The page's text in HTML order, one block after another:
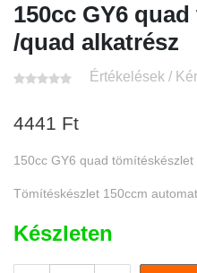
150cc GY6
/quad alkatrész
Értékelések /
4441 Ft
150cc GY6 quad tömítéskészlet
Tömítéskészlet 150ccm
Készleten